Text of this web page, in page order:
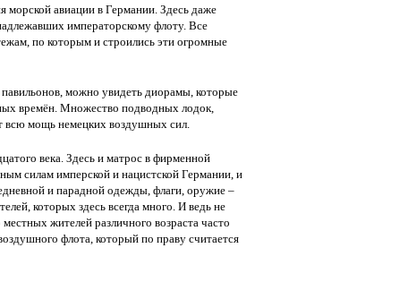
морской авиации в Германии. Здесь даже
императорскому флоту. Все
по которым и строились эти огромные
можно увидеть диорамы, которые
времён. Множество подводных лодок,
всю мощь немецких воздушных сил.
века. Здесь и матрос в фирменной
силам имперской и нацистской Германии, и
и парадной одежды, флаги, оружие –
которых здесь всегда много. И ведь не
жителей различного возраста часто
флота, который по праву считается